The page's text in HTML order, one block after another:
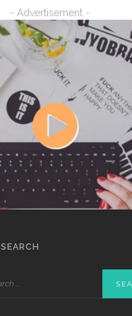
- Advertisement -
SEARCH